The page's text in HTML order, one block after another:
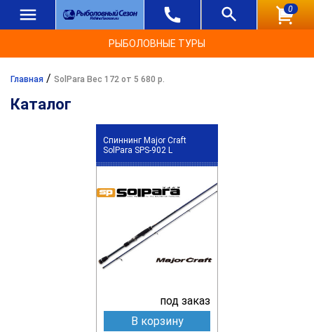
0
РЫБОЛОВНЫЕ ТУРЫ
Главная / SolPara Вес 172 от 5 680 р.
Каталог
Спиннинг Major Craft
SolPara SPS-902 L
под заказ
В корзину